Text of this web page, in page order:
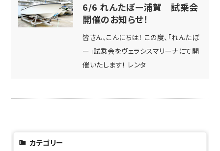
6/6 れんたぼー浦賀 試乗会
開催のお知らせ！
皆さん、こんにちは！ この度、「れんたぼ
ー」試乗会をヴェラシスマリーナにて開
催いたします！ レンタ
カテゴリー